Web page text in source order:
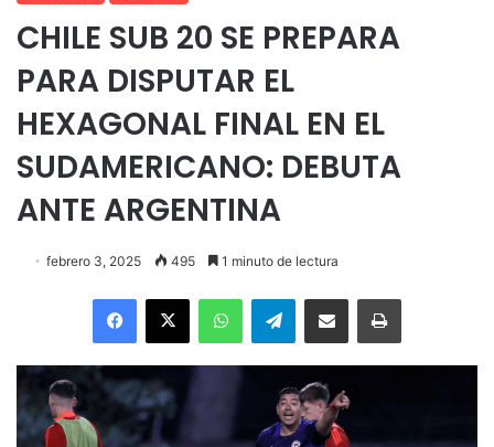
CHILE SUB 20 SE PREPARA
PARA DISPUTAR EL
HEXAGONAL FINAL EN EL
SUDAMERICANO: DEBUTA
ANTE ARGENTINA
febrero 3, 2025 495 1 minuto de lectura
Facebook
X WhatsAppTelegramEnviar vía email Imprimir